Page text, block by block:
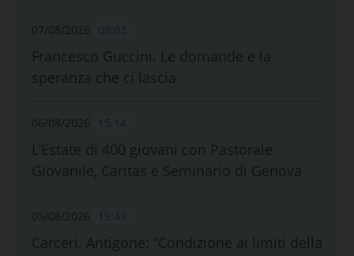
07/08/2026
Francesco Guccini. Le domande e la
speranza che ci lascia
06/08/2026
L’Estate di 400 giovani con Pastorale
Giovanile, Caritas e Seminario di Genova
05/08/2026
Carceri. Antigone: “Condizione ai limiti della